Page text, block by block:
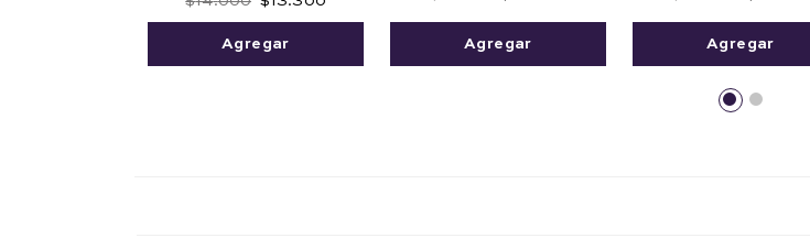
Agregar Agregar Agregar